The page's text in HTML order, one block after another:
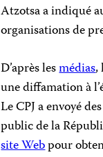
Atzotsa a indiqué
organisations de
D’après lesmédias,
une diffamation à
Le CPJ a envoyé
public de la
site Webpour